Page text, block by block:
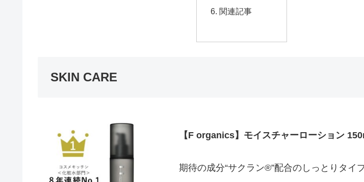
関連記事
SKIN CARE
【F organics】モイスチャーローション
期待の成分“サクラン®”配合のしっとりタイ